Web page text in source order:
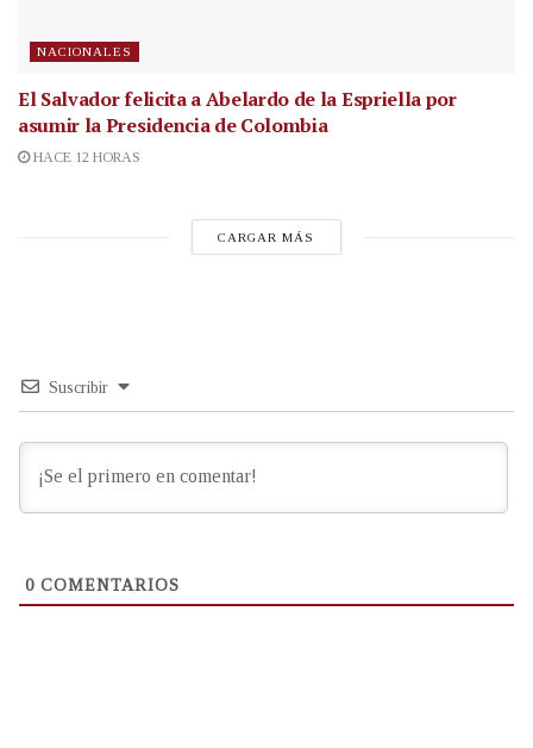
NACIONALES
El Salvador felicita a Abelardo de la Espriella por
asumir la Presidencia de Colombia
HACE 12 HORAS
CARGAR MÁS
Suscribir
0 COMENTARIOS